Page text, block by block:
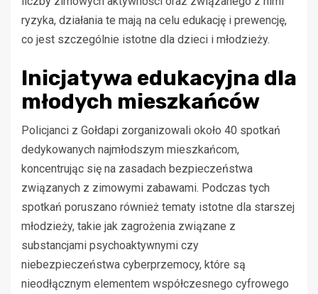
ryzyka, działania te mają na celu edukację i prewencję,
co jest szczególnie istotne dla dzieci i młodzieży.
Inicjatywa edukacyjna dla
młodych mieszkańców
Policjanci z Gołdapi zorganizowali około 40 spotkań
dedykowanych najmłodszym mieszkańcom,
koncentrując się na zasadach bezpieczeństwa
związanych z zimowymi zabawami. Podczas tych
spotkań poruszano również tematy istotne dla starszej
młodzieży, takie jak zagrożenia związane z
substancjami psychoaktywnymi czy
niebezpieczeństwa cyberprzemocy, które są
nieodłącznym elementem współczesnego cyfrowego